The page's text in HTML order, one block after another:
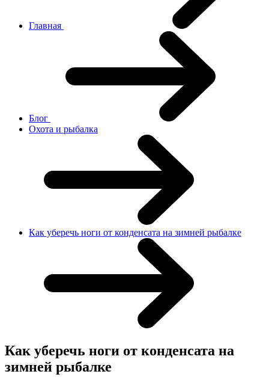
Главная
Блог
Охота и рыбалка
Как уберечь ноги от конденсата на зимней рыбалке
Как уберечь ноги от конденсата на
зимней рыбалке